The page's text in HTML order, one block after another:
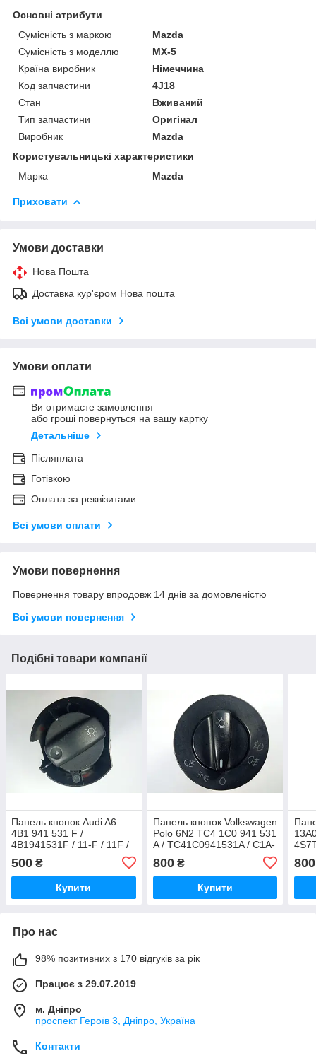
Основні атрибути
Сумісність з маркою
Mazda
Сумісність з моделлю
MX-5
Країна виробник
Німеччина
Код запчастини
4J18
Стан
Вживаний
Тип запчастини
Оригінал
Виробник
Mazda
Користувальницькі характеристики
Марка
Mazda
Приховати
Умови доставки
Нова Пошта
Доставка кур'єром Нова пошта
Всі умови доставки
Умови оплати
Ви отримаєте замовлення
або гроші повернуться на вашу картку
Детальніше
Післяплата
Готівкою
Оплата за реквізитами
Всі умови оплати
Умови повернення
Повернення товару впродовж 14 днів за домовленістю
Всі умови повернення
Подібні товари компанії
Панель кнопок Audi A6
4B1 941 531 F /
4B1941531F / 11-F / 11F /
500 ₴
Купити
Панель кнопок Volkswagen
Polo 6N2 TC4 1C0 941 531
A / TC41C0941531A / C1A-
800₴
Купити
800
Про нас
98% позитивних з 170 відгуків за рік
Працює з 29.07.2019
м. Дніпро
проспект Героїв 3, Дніпро, Україна
Контакти